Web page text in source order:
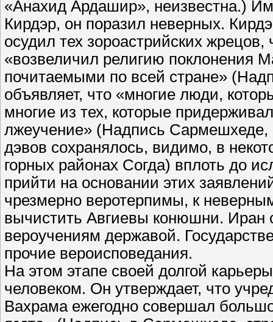
«Анахид Ардашир», неизвестна.)
Кирдэр, он поразил неверных.
осудил тех зороастрийских
«возвеличил религию поклонения
почитаемыми по всей стране»
объявляет, что «многие люди,
многие из тех, которые
лжеучение» (Надпись Сармешхеде,
дэвов сохранялось, видимо, в
горных районах Согда) вплоть до
прийти на основании этих
чрезмерно веротерпимы, к
вычистить Авгиевы конюшни. Иран
вероучениям державой.
прочие вероисповедания.
На этом этапе своей долгой
человеком. Он утверждает, что
Вахрама ежегодно совершал